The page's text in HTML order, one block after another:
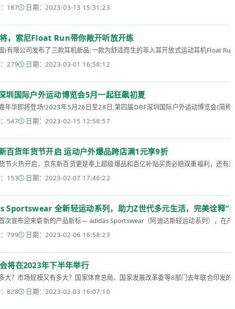
187 日期：2023-03-13 15:31:23
，索尼Float Run带你敞开听放开练
有限公司发布了三款耳机新品:一款为舒适而生的非入耳开放式运动耳机Float
279 日期：2023-03-01 16:58:12
圳国际户外运动博览会5月一起狂飙初夏
年华即将登场!2023年5月26日至28日,第四届DBF深圳国际户外运动博览会(简称
547 日期：2023-02-15 12:58:57
百货年货节开启 运动户外爆品跨店满1元享9折
节火热开启，京东新百货更是奉上超级爆品和百亿补贴买贵必赔双重福利，还有
153 日期：2023-02-07 17:46:22
Sportswear 全新轻运动系列，助力Z世代多元生活，完美诠释“
次宣布迎来崭新的产品新标— adidas Sportswear（阿迪达斯轻运动系列），在
799 日期：2023-02-06 16:58:23
将在2023年下半年举行
大？市场规模又有多大？国家体育总局、国家发展改革委等8部门去年联合印发
828 日期：2023-02-03 16:07:10